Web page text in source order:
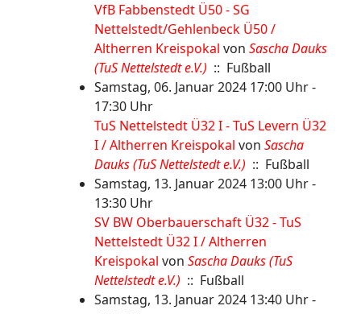
VfB Fabbenstedt Ü50 - SG
Nettelstedt/Gehlenbeck Ü50 /
Altherren Kreispokal von Sascha Dauks
(TuS Nettelstedt e.V.) :: Fußball
Samstag, 06. Januar 2024 17:00 Uhr -
17:30 Uhr
TuS Nettelstedt Ü32 I - TuS Levern Ü32
I / Altherren Kreispokal von Sascha
Dauks (TuS Nettelstedt e.V.) :: Fußball
Samstag, 13. Januar 2024 13:00 Uhr -
13:30 Uhr
SV BW Oberbauerschaft Ü32 - TuS
Nettelstedt Ü32 I / Altherren
Kreispokal von Sascha Dauks (TuS
Nettelstedt e.V.) :: Fußball
Samstag, 13. Januar 2024 13:40 Uhr -